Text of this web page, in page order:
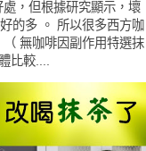
，但根據研究顯示，壞
的多 。 所以很多西方咖
無咖啡因副作用特選抹
比較....